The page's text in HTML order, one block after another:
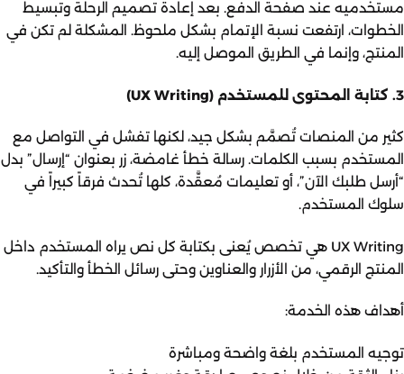
مستخدميه عند صفحة الدفع. بعد إعادة تصميم الرحلة وتبسيط
الخطوات، ارتفعت نسبة الإتمام بشكل ملحوظ. المشكلة لم تكن في
المنتج، وإنما في الطريق الموصل إليه.
3. كتابة المحتوى للمستخدم (UX Writing)
كثير من المنصات تُصمَّم بشكل جيد، لكنها تفشل في التواصل مع
المستخدم بسبب الكلمات. رسالة خطأ غامضة، زر بعنوان “إرسال” بدل
“أرسل طلبك الآن”، أو تعليمات مُعقَّدة، كلها تُحدث فرقاً كبيراً في
سلوك المستخدم.
UX Writing هي تخصص يُعنى بكتابة كل نص يراه المستخدم داخل
المنتج الرقمي، من الأزرار والعناوين وحتى رسائل الخطأ والتأكيد.
أهداف هذه الخدمة:
توجيه المستخدم بلغة واضحة ومباشرة